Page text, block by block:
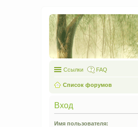
Ссылки FAQ
Список форумов
Вход
Имя пользователя: